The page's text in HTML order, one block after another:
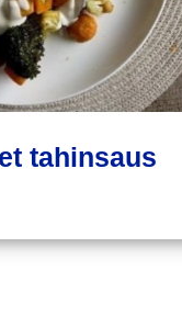
tahinsaus